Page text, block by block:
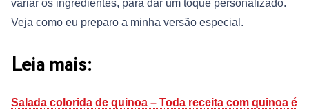
variar os ingredientes, para dar um toque personalizado.
Veja como eu preparo a minha versão especial.
Leia mais:
Salada colorida de quinoa – Toda receita com quinoa é